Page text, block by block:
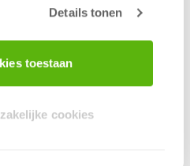
Details tonen
toestaan
cookies
eiland. Er kan er